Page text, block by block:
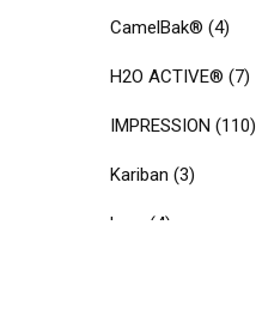
CamelBak® (4)
H2O ACTIVE® (7)
IMPRESSION (110)
Kariban (3)
Larq (4)